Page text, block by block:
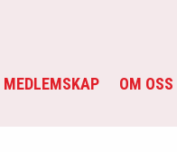
MEDLEMSKAP OM OSS